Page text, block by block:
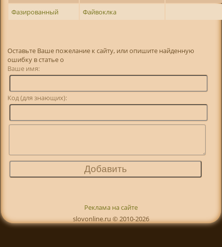
Фазированный
Файвоклка
Оставьте Ваше пожелание к сайту, или опишите найденную
ошибку в статье о
Ваше имя:
Код (для знающих):
Реклама на сайте
slovonline.ru © 2010-2026